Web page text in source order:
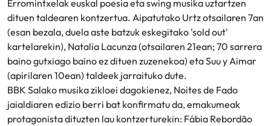
Erromintxelak euskal poesia eta swing musika uztartzen
dituen taldearen kontzertua. Aipatutako Urtz otsailaren 7an
(esan bezala, duela aste batzuk eskegitako 'sold out'
kartelarekin), Natalia Lacunza (otsailaren 21ean; 70 sarrera
baino gutxiago baino ez dituen zuzenekoa) eta Suu y Aimar
(apirilaren 10ean) taldeek jarraituko dute.
BBK Salako musika zikloei dagokienez, Noites de Fado
jaialdiaren edizio berri bat konfirmatu da, emakumeak
protagonista dituzten lau kontzerturekin: Fábia Rebordão